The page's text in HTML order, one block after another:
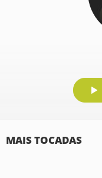
MAIS TOCADAS